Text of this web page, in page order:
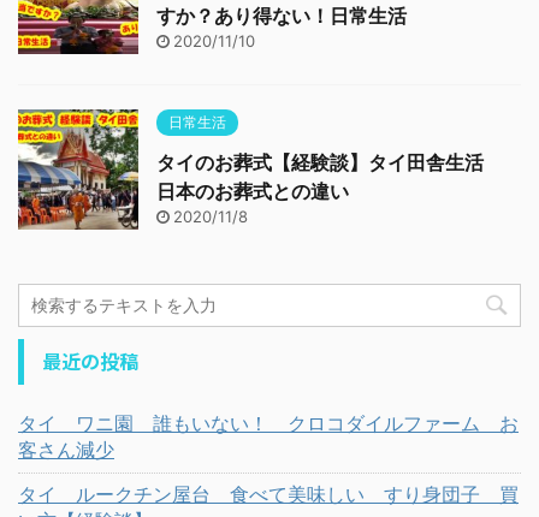
すか？あり得ない！日常生活
2020/11/10
日常生活
タイのお葬式【経験談】タイ田舎生活
日本のお葬式との違い
2020/11/8
最近の投稿
タイ ワニ園 誰もいない！ クロコダイルファーム お
客さん減少
タイ ルークチン屋台 食べて美味しい すり身団子 買